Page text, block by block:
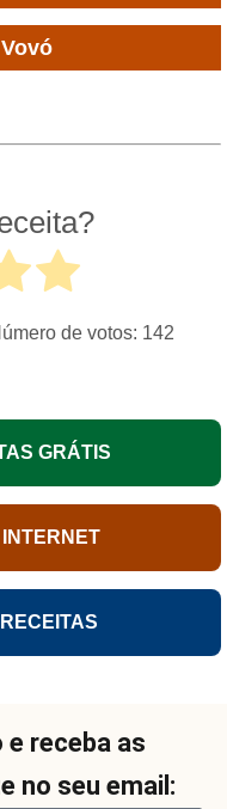
de votos: 142
GRÁTIS
receba as
no seu email: